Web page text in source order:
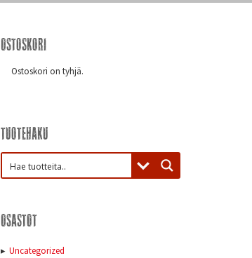
Ostoskori
Ostoskori on tyhjä.
Tuotehaku
Osastot
Uncategorized